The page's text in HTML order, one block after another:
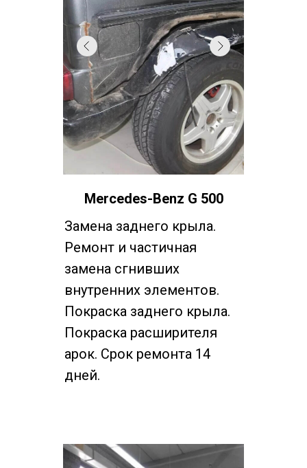
Mercedes-Benz G 500
Замена заднего крыла.
Ремонт и частичная
замена сгнивших
внутренних элементов.
Покраска заднего крыла.
Покраска расширителя
арок. Срок ремонта 14
дней.